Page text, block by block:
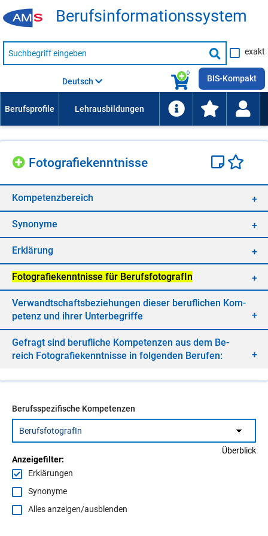
Be­rufs­in­for­ma­ti­ons­sys­tem
Suche
nach
Suche
starten
exakt
0
Deutsch BIS-Kompakt
Fo­to­gra­fie­kennt­nis­se
Kom­pe­tenz­be­reich
Syn­ony­me
Er­klä­rung
Fo­to­gra­fie­kennt­nis­se für Be­rufs­fo­to­gra­fIn
Ver­wandt­schafts­be­zie­hun­gen die­ser be­ruf­li­chen Kom­
pe­tenz und ih­rer Un­ter­be­grif­fe
Ge­fragt sind be­ruf­li­che Kom­pe­ten­zen aus dem Be­
reich Fo­to­gra­fie­kennt­nis­se in fol­gen­den Be­ru­fen:
Berufsspezifische Kompetenzen
Überblick
Anzeigefilter:
Erklärungen
Synonyme
Alles anzeigen/ausblenden